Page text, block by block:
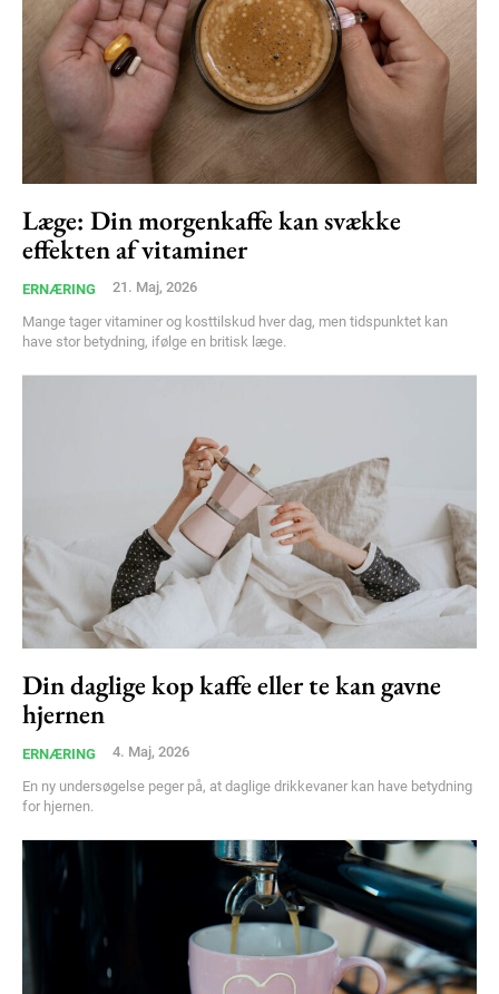
Donec quis est ac felis
Orci varius natoque dolor
Member full access
100DKK / year
Ut mollis pellentesque tortor
Nullam eu erat condimentum
Donec quis est ac felis
Orci varius natoque dolor
YEARLY PRICING MONTHLY PRICING
Læge: Din morgenkaffe kan svække
effekten af vitaminer
ERNÆRING 21. Maj, 2026
Mange tager vitaminer og kosttilskud hver dag, men tidspunktet kan
have stor betydning, ifølge en britisk læge.
Din daglige kop kaffe eller te kan gavne
hjernen
ERNÆRING 4. Maj, 2026
En ny undersøgelse peger på, at daglige drikkevaner kan have betydning
for hjernen.